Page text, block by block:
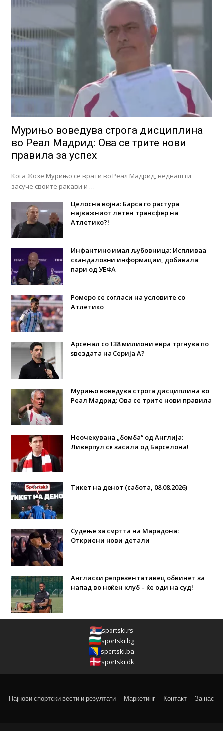
Мурињо воведува строга дисциплина
во Реал Мадрид: Ова се трите нови
правила за успех
Кога Жозе Мурињо се врати во Реал Мадрид, веднаш ги
засуче своите ракави и …
Целосна војна: Барса го растура
најважниот летен трансфер на
Атлетико?!
Инфантино имал љубовница: Испливаа
скандалозни информации, добивала
пари од УЕФА
Ромеро се согласи на условите со
Атлетико
Арсенал со 138 милиони евра тргнува по
ѕвездата на Серија А?
Мурињо воведува строга дисциплина во
Реал Мадрид: Ова се трите нови правила
Неочекувана „бомба“ од Англија:
Ливерпул се засили од Барселона!
Тикет на денот (сабота, 08.08.2026)
Судење за смртта на Марадона:
Откриени нови детали
Англиски репрезентативец обвинет за
напад во ноќен клуб – ќе оди на суд!
sportski.rs
sportski.bg
sportski.ba
sportski.dk
Најнови спортски вести и резултати Маркетинг Контакт За нас